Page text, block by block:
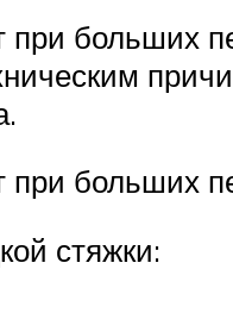
больших
больших
стяжки: